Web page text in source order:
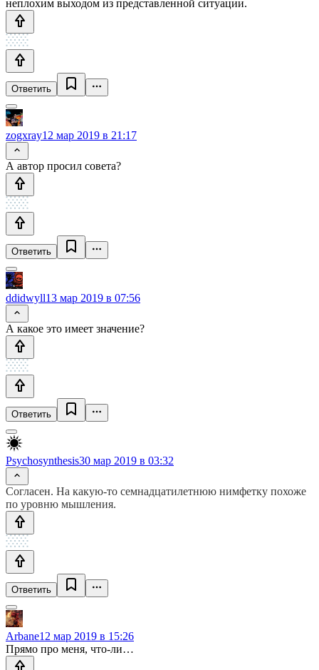
неплохим выходом из представленной ситуации.
Ответить
zogxray12 мар 2019 в 21:17
А автор просил совета?
Ответить
ddidwyll13 мар 2019 в 07:56
А какое это имеет значение?
Ответить
Psychosynthesis30 мар 2019 в 03:32
Согласен. На какую-то семнадцатилетнюю нимфетку похоже
по уровню мышления.
Ответить
Arbane12 мар 2019 в 15:26
Прямо про меня, что-ли…